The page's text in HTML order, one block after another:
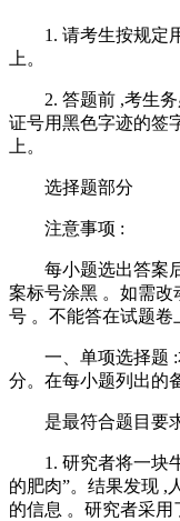
1. 请考生按规定用
上。
2. 答题前 ,考生务
证号用黑色字迹的签
上。
选择题部分
注意事项 :
每小题选出答案后
案标号涂黑 。如需改
号 。不能答在试题卷
一、单项选择题 :
分。在每小题列出的
是最符合题目要求
1. 研究者将一块牛
的肥肉”。结果发现 ,
的信息 。研究者采用